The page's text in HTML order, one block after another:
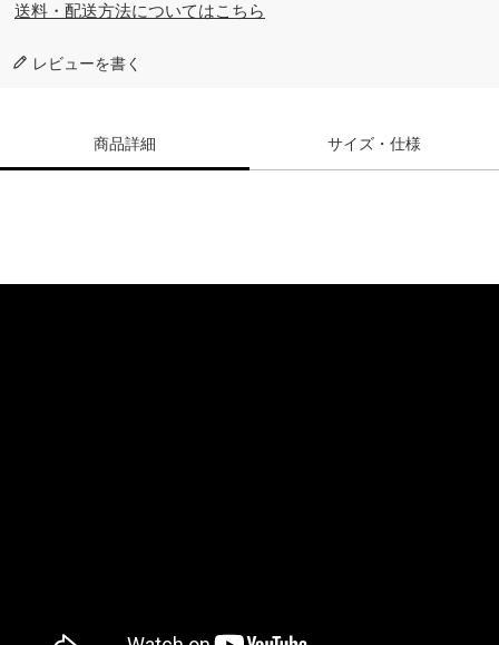
送料・配送方法についてはこちら
レビューを書く
商品詳細 サイズ・仕様